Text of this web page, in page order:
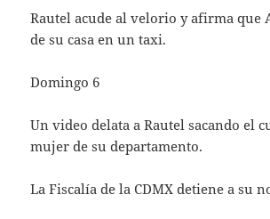
Rautel acude al velorio y afirma que
de su casa en un taxi.
Domingo 6
Un video delata a Rautel sacando el
mujer de su departamento.
La Fiscalía de la CDMX detiene a su